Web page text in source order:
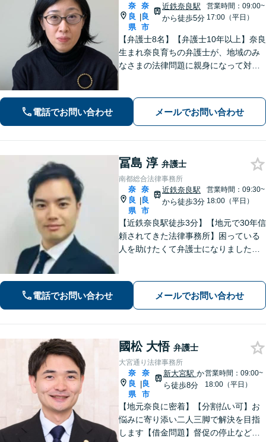
奈
良
県
|
奈
良
市
近鉄奈良駅
から徒歩5分
営業時間：09:00~
17:00（平日）
【弁護士8名】【弁護士10年以上】奈良
生まれ奈良育ちの弁護士が、地域のみ
なさまの法律問題に親身になって対応
を伺うことを大切にしています【近鉄
奈良駅5分】【オンライン相談可】
電話でお問い合わせ メールでお問い合わせ
冨島 淳 弁護士
南都総合法律事務所
奈
良
県
|
奈
良
市
近鉄奈良駅
から徒歩3分
営業時間：09:30~
18:00（平日）
【近鉄奈良駅徒歩3分】【地元で30年信
頼されてきた法律事務所】困っている
人を助けたくて弁護士になりました。
借金でお困りの方はぜひ一度ご相談く
電話でお問い合わせ メールでお問い合わせ
國松 大悟 弁護士
大宮通り法律事務所
奈
良
県
|
奈
良
市
新大宮駅 か
ら徒歩8分
営業時間：09:00~
18:00（平日）
【地元奈良に密着】【分割払い可】お
悩みに寄り添い二人三脚で解決を目指
します【借金問題】督促の停止など迅